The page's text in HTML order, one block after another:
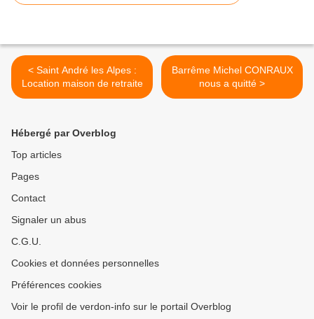
< Saint André les Alpes :
Location maison de retraite
Barrême Michel CONRAUX
nous a quitté >
Hébergé par Overblog
Top articles
Pages
Contact
Signaler un abus
C.G.U.
Cookies et données personnelles
Préférences cookies
Voir le profil de verdon-info sur le portail Overblog